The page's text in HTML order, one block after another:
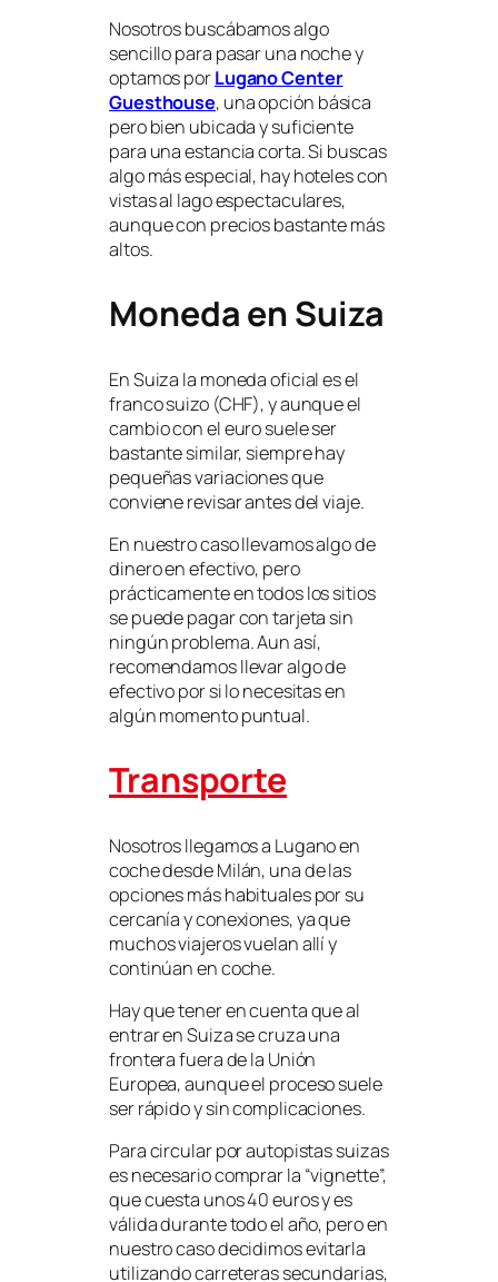
Nosotros buscábamos algo
sencillo para pasar una noche y
optamos porLugano Center
Guesthouse, una opción básica
pero bien ubicada y suficiente
para una estancia corta. Si buscas
algo más especial, hay hoteles con
vistas al lago espectaculares,
aunque con precios bastante más
altos.
Moneda en Suiza
En Suiza la moneda oficial es el
franco suizo (CHF), y aunque el
cambio con el euro suele ser
bastante similar, siempre hay
pequeñas variaciones que
conviene revisar antes del viaje.
En nuestro caso llevamos algo de
dinero en efectivo, pero
prácticamente en todos los sitios
se puede pagar con tarjeta sin
ningún problema. Aun así,
recomendamos llevar algo de
efectivo por si lo necesitas en
algún momento puntual.
Transporte
Nosotros llegamos a Lugano en
coche desde Milán, una de las
opciones más habituales por su
cercanía y conexiones, ya que
muchos viajeros vuelan allí y
continúan en coche.
Hay que tener en cuenta que al
entrar en Suiza se cruza una
frontera fuera de la Unión
Europea, aunque el proceso suele
ser rápido y sin complicaciones.
Para circular por autopistas suizas
es necesario comprar la “vignette”,
que cuesta unos 40 euros y es
válida durante todo el año, pero en
nuestro caso decidimos evitarla
utilizando carreteras secundarias,